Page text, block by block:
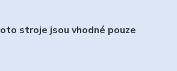
stroje jsou vhodné pouze